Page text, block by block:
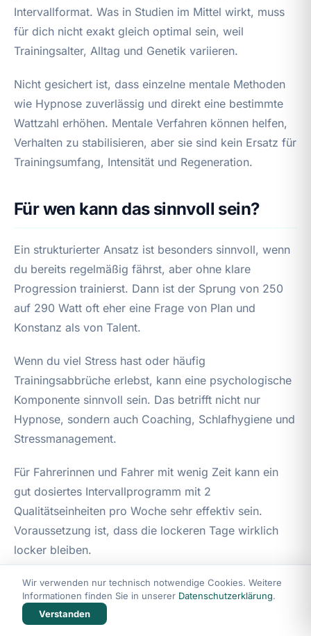
Intervallformat. Was in Studien im Mittel wirkt, muss
für dich nicht exakt gleich optimal sein, weil
Trainingsalter, Alltag und Genetik variieren.
Nicht gesichert ist, dass einzelne mentale Methoden
wie Hypnose zuverlässig und direkt eine bestimmte
Wattzahl erhöhen. Mentale Verfahren können helfen,
Verhalten zu stabilisieren, aber sie sind kein Ersatz für
Trainingsumfang, Intensität und Regeneration.
Für wen kann das sinnvoll sein?
Ein strukturierter Ansatz ist besonders sinnvoll, wenn
du bereits regelmäßig fährst, aber ohne klare
Progression trainierst. Dann ist der Sprung von 250
auf 290 Watt oft eher eine Frage von Plan und
Konstanz als von Talent.
Wenn du viel Stress hast oder häufig
Trainingsabbrüche erlebst, kann eine psychologische
Komponente sinnvoll sein. Das betrifft nicht nur
Hypnose, sondern auch Coaching, Schlafhygiene und
Stressmanagement.
Für Fahrerinnen und Fahrer mit wenig Zeit kann ein
gut dosiertes Intervallprogramm mit 2
Qualitätseinheiten pro Woche sehr effektiv sein.
Voraussetzung ist, dass die lockeren Tage wirklich
locker bleiben.
Wo liegen Grenzen und Risiken?
Wir verwenden nur technisch notwendige Cookies. Weitere
Informationen finden Sie in unserer Datenschutzerklärung.
Verstanden